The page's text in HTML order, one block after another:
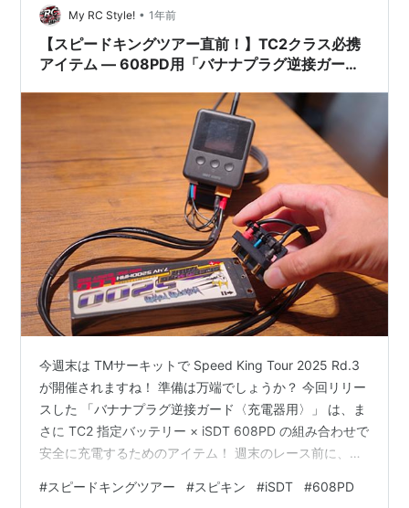
My RC Style! • 1年前
【スピードキングツアー直前！】TC2クラス必携
アイテム ― 608PD用「バナナプラグ逆接ガー
今週末は TMサーキットで Speed King Tour 2025 Rd.3
が開催されますね！ 準備は万端でしょうか？ 今回リリー
スした 「バナナプラグ逆接ガード〈充電器用〉」 は、ま
さに TC2 指定バッテリー × iSDT 608PD の組み合わせで
安全に充電するためのアイテム！ 週末のレース前に、ぜ
ラスは iSDT 608PD 充電器がコントロール充電器となっ
#スピードキングツアー #スピキン #iSDT #608PD